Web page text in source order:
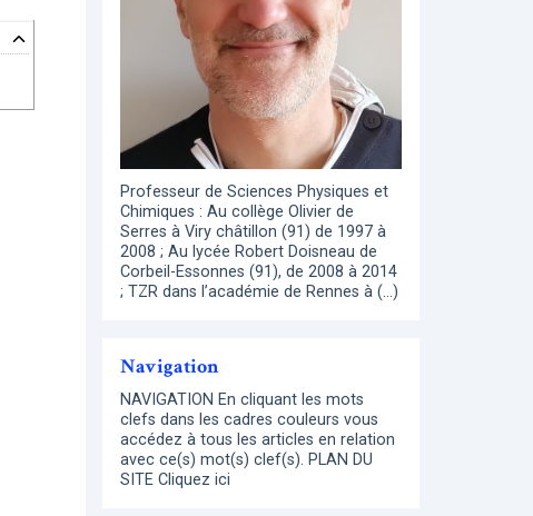
Professeur de Sciences Physiques et
Chimiques : Au collège Olivier de
Serres à Viry châtillon (91) de 1997 à
2008 ; Au lycée Robert Doisneau de
Corbeil-Essonnes (91), de 2008 à 2014
; TZR dans l’académie de Rennes à (…)
Navigation
NAVIGATION En cliquant les mots
clefs dans les cadres couleurs vous
accédez à tous les articles en relation
avec ce(s) mot(s) clef(s). PLAN DU
SITE Cliquez ici